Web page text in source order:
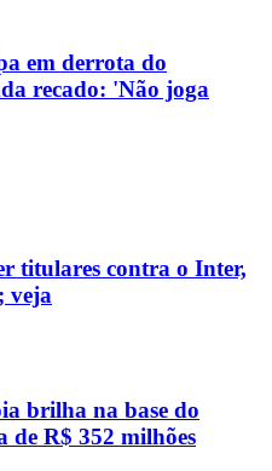
em derrota do
recado: 'Não joga
titulares contra o Inter,
veja
brilha na base do
de R$ 352 milhões